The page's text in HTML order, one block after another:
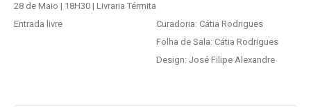
28 de Maio | 18H30 | Livraria Térmita
Entrada livre
Curadoria: Cátia Rodrigues
Folha de Sala: Cátia Rodrigues
Design: José Filipe Alexandre